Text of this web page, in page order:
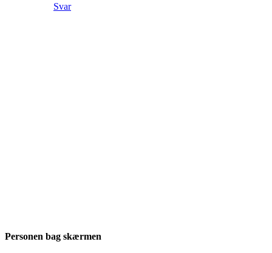
Svar
Personen bag skærmen